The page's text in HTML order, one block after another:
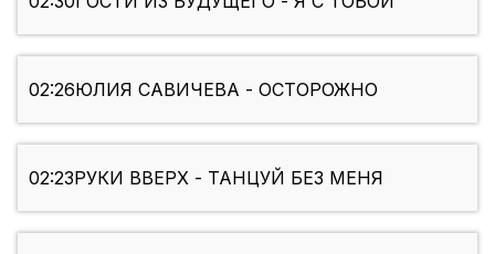
02:26ЮЛИЯ САВИЧЕВА - ОСТОРОЖНО
02:23РУКИ ВВЕРХ - ТАНЦУЙ БЕЗ МЕНЯ